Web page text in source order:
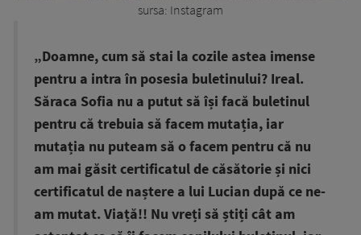
sursa: Instagram
„Doamne, cum să stai la cozile astea imense
pentru a intra în posesia buletinului? Ireal.
Săraca Sofia nu a putut să își facă buletinul
pentru că trebuia să facem mutația, iar
mutația nu puteam să o facem pentru că nu
am mai găsit certificatul de căsătorie și nici
certificatul de naștere a lui Lucian după ce ne-
am mutat. Viață!! Nu vreți să știți cât am